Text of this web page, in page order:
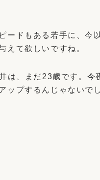
ードもある若手に、今
えて欲しいですね。
は、まだ23歳です。今
ップするんじゃないで